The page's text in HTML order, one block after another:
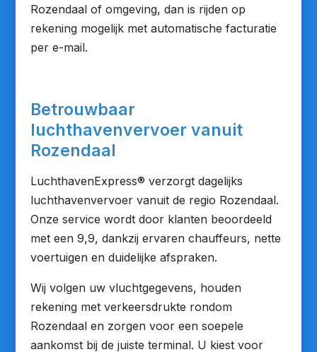
Rozendaal of omgeving, dan is rijden op
rekening mogelijk met automatische facturatie
per e-mail.
Betrouwbaar
luchthavenvervoer vanuit
Rozendaal
LuchthavenExpress® verzorgt dagelijks
luchthavenvervoer vanuit de regio Rozendaal.
Onze service wordt door klanten beoordeeld
met een 9,9, dankzij ervaren chauffeurs, nette
voertuigen en duidelijke afspraken.
Wij volgen uw vluchtgegevens, houden
rekening met verkeersdrukte rondom
Rozendaal en zorgen voor een soepele
aankomst bij de juiste terminal. U kiest voor